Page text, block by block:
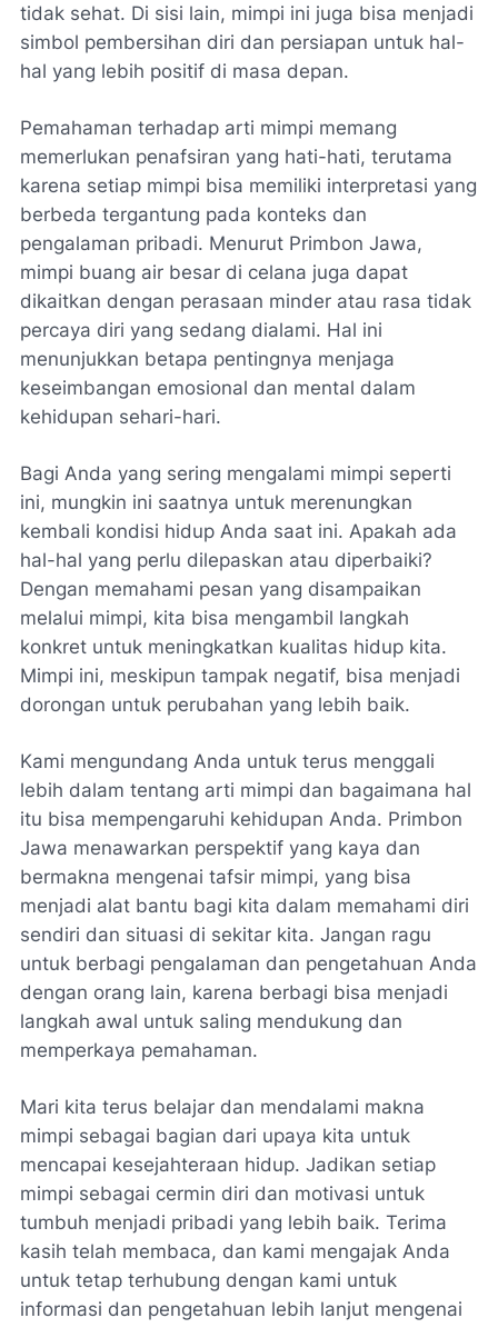
tidak sehat. Di sisi lain, mimpi ini juga bisa menjadi
simbol pembersihan diri dan persiapan untuk hal-
hal yang lebih positif di masa depan.
Pemahaman terhadap arti mimpi memang
memerlukan penafsiran yang hati-hati, terutama
karena setiap mimpi bisa memiliki interpretasi yang
berbeda tergantung pada konteks dan
pengalaman pribadi. Menurut Primbon Jawa,
mimpi buang air besar di celana juga dapat
dikaitkan dengan perasaan minder atau rasa tidak
percaya diri yang sedang dialami. Hal ini
menunjukkan betapa pentingnya menjaga
keseimbangan emosional dan mental dalam
kehidupan sehari-hari.
Bagi Anda yang sering mengalami mimpi seperti
ini, mungkin ini saatnya untuk merenungkan
kembali kondisi hidup Anda saat ini. Apakah ada
hal-hal yang perlu dilepaskan atau diperbaiki?
Dengan memahami pesan yang disampaikan
melalui mimpi, kita bisa mengambil langkah
konkret untuk meningkatkan kualitas hidup kita.
Mimpi ini, meskipun tampak negatif, bisa menjadi
dorongan untuk perubahan yang lebih baik.
Kami mengundang Anda untuk terus menggali
lebih dalam tentang arti mimpi dan bagaimana hal
itu bisa mempengaruhi kehidupan Anda. Primbon
Jawa menawarkan perspektif yang kaya dan
bermakna mengenai tafsir mimpi, yang bisa
menjadi alat bantu bagi kita dalam memahami diri
sendiri dan situasi di sekitar kita. Jangan ragu
untuk berbagi pengalaman dan pengetahuan Anda
dengan orang lain, karena berbagi bisa menjadi
langkah awal untuk saling mendukung dan
memperkaya pemahaman.
Mari kita terus belajar dan mendalami makna
mimpi sebagai bagian dari upaya kita untuk
mencapai kesejahteraan hidup. Jadikan setiap
mimpi sebagai cermin diri dan motivasi untuk
tumbuh menjadi pribadi yang lebih baik. Terima
kasih telah membaca, dan kami mengajak Anda
untuk tetap terhubung dengan kami untuk
informasi dan pengetahuan lebih lanjut mengenai